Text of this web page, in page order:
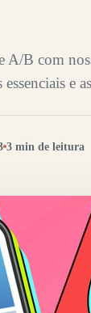
A/B com
e
3 min de leitura